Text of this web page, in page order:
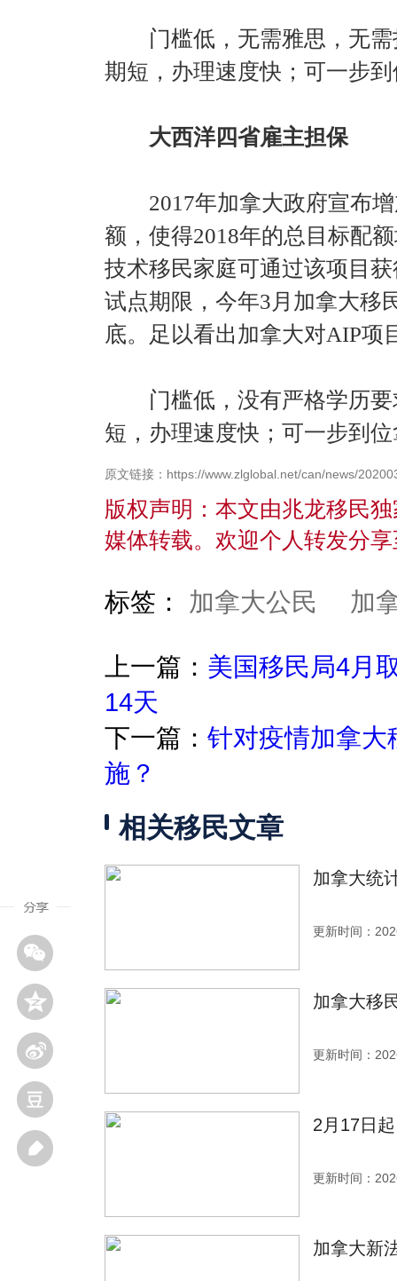
门槛低，无需雅思，无需
期短，办理速度快；可一步
大西洋四省雇主担保
2017年加拿大政府宣布增
额，使得2018年的总目标配
技术移民家庭可通过该项目
试点期限，今年3月加拿大移
底。足以看出加拿大对AIP项
门槛低，没有严格学历要
短，办理速度快；可一步到
原文链接：https://www.zlglobal.net/can/news/
版权声明：本文由兆龙移民
媒体转载。欢迎个人转发分
标签： 加拿大公民 加
上一篇： 美国移民局4月
14天
下一篇： 针对疫情加拿大
施？
相关移民文章
加拿大统
更新时间：
加拿大移
更新时间：
2月17日
更新时间：
加拿大新